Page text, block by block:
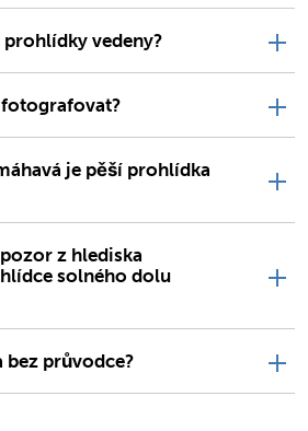
vedeny?
je pěší prohlídka
z hlediska
solného dolu
průvodce?